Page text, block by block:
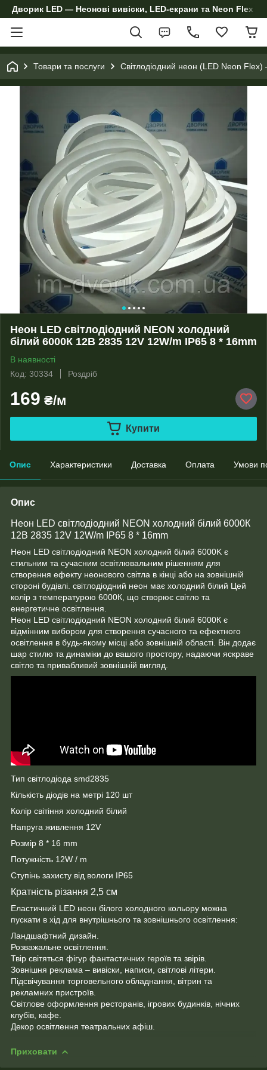
Дворик LED — Неонові вивіски, LED-екрани та Neon Flex
Товари та послуги Світлодіодний неон (LED Neon Flex)
Неон LED світлодіодний NEON холодний
білий 6000К 12B 2835 12V 12W/m IP65 8 * 16mm
В наявності
Код: 30334
Роздріб
169 ₴/м
Купити
Опис Характеристики Доставка Оплата Умови
Опис
Неон LED світлодіодний NEON холодний білий 6000К
12B 2835 12V 12W/m IP65 8 * 16mm
Неон LED світлодіодний NEON холодний білий 6000K є
стильним та сучасним освітлювальним рішенням для
створення ефекту неонового світла в кінці або на зовнішній
стороні будівлі. світлодіодний неон має холодний білий Цей
колір з температурою 6000К, що створює світло та
енергетичне освітлення.
Неон LED світлодіодний NEON холодний білий 6000К є
відмінним вибором для створення сучасного та ефектного
освітлення в будь-якому місці або зовнішній області. Він додає
шар стилю та динаміки до вашого простору, надаючи яскраве
світло та привабливий зовнішній вигляд.
Тип світлодіода smd2835
Кількість діодів на метрі 120 шт
Колір світіння холодний білий
Напруга живлення 12V
Розмір 8 * 16 mm
Потужність 12W / m
Ступінь захисту від вологи IP65
Кратність різання 2,5 см
Еластичний LED неон білого холодного кольору можна
пускати в хід для внутрішнього та зовнішнього освітлення:
Ландшафтний дизайн.
Розважальне освітлення.
Твір світяться фігур фантастичних героїв та звірів.
Зовнішня реклама – вивіски, написи, світлові літери.
Підсвічування торговельного обладнання, вітрин та
рекламних пристроїв.
Світлове оформлення ресторанів, ігрових будинків, нічних
клубів, кафе.
Декор освітлення театральних афіш.
Приховати